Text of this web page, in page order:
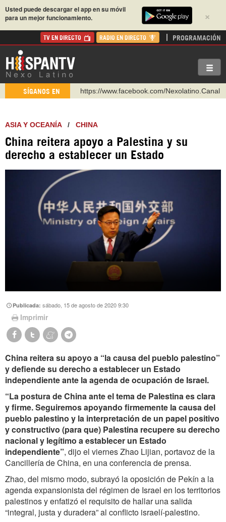
×
Usted puede descargar el app en su móvil
para un mejor funcionamiento.
TV EN DIRECTO RADIO EN DIRECTO PROGRAMACIÓN
SÍGANOS EN
https://www.facebook.com/Nexolatino.Canal
https://www.youtube.com/@nexo_latino
https://t.me/hispantvcanal
https://urmedium.com/c/hispantv
WhatsApp y Viber: +98 921 79 29 404
Instagram como: hispan_tv
ASIA Y OCEANÍA/ CHINA
China reitera apoyo a Palestina y su
derecho a establecer un Estado
Publicada:sábado, 15 de agosto de 2020 9:30
Imprimir
China reitera su apoyo a “la causa del pueblo palestino”
y defiende su derecho a establecer un Estado
independiente ante la agenda de ocupación de Israel.
“La postura de China ante el tema de Palestina es clara
y firme. Seguiremos apoyando firmemente la causa del
pueblo palestino y la interpretación de un papel positivo
y constructivo (para que) Palestina recupere su derecho
nacional y legítimo a establecer un Estado
independiente”, dijo el viernes Zhao Lijian, portavoz de la
Cancillería de China, en una conferencia de prensa.
Zhao, del mismo modo, subrayó la oposición de Pekín a la
agenda expansionista del régimen de Israel en los territorios
palestinos y enfatizó el requisito de hallar una salida
“integral, justa y duradera” al conflicto israelí-palestino.